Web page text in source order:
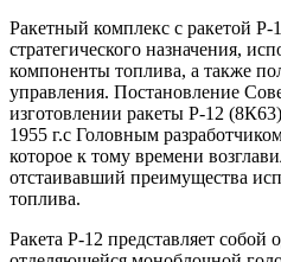
Ракетный комплекс с ракетой
стратегического назначения,
компоненты топлива, а также
управления. Постановление
изготовлении ракеты Р-12
1955 г.с Головным
которое к тому времени
отстаивавший преимущества
топлива.
Ракета Р-12 представляет собой